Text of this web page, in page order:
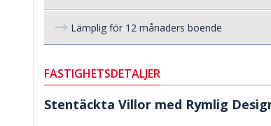
Lämplig för 12 månaders boende
FASTIGHETSDETALJER
Stentäckta Villor med Rymlig